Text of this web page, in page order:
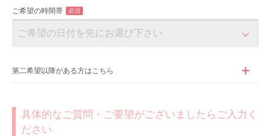
ご希望の時間帯 必須
第二希望以降がある方はこちら
具体的なご質問・ご要望がございましたらご入力く
ださい